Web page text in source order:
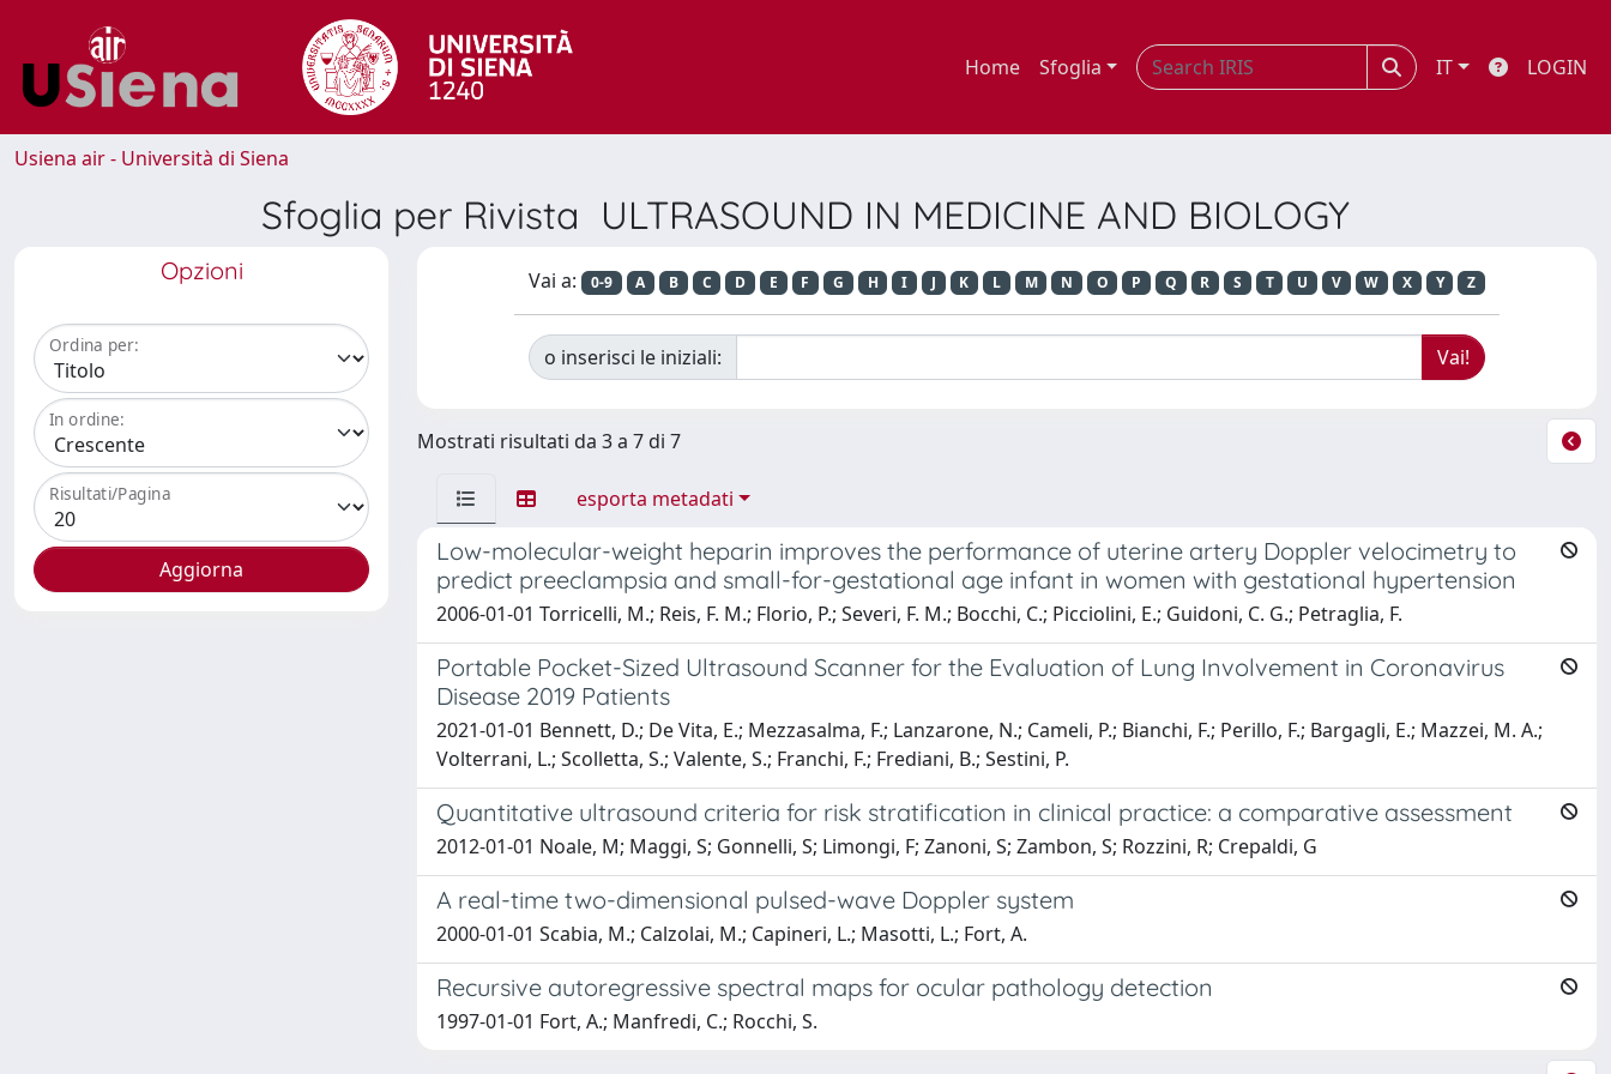
Home Sfoglia IT LOGIN
Usiena air - Università di Siena
Sfoglia per Rivista ULTRASOUND IN MEDICINE AND BIOLOGY
Opzioni
Ordina per:
In ordine:
Risultati/Pagina
Vai a: 0-9 A B C D E F G H I J K L M N O P Q R S T U V W X Y Z
o inserisci le iniziali:
Mostrati risultati da 3 a 7 di 7
esporta metadati
Low-molecular-weight heparin improves the performance of uterine artery Doppler velocimetry to
predict preeclampsia and small-for-gestational age infant in women with gestational hypertension
2006-01-01 Torricelli, M.; Reis, F. M.; Florio, P.; Severi, F. M.; Bocchi, C.; Picciolini, E.; Guidoni, C. G.; Petraglia, F.
Portable Pocket-Sized Ultrasound Scanner for the Evaluation of Lung Involvement in Coronavirus
Disease 2019 Patients
2021-01-01 Bennett, D.; De Vita, E.; Mezzasalma, F.; Lanzarone, N.; Cameli, P.; Bianchi, F.; Perillo, F.; Bargagli, E.; Mazzei, M. A.;
Volterrani, L.; Scolletta, S.; Valente, S.; Franchi, F.; Frediani, B.; Sestini, P.
Quantitative ultrasound criteria for risk stratification in clinical practice: a comparative assessment
2012-01-01 Noale, M; Maggi, S; Gonnelli, S; Limongi, F; Zanoni, S; Zambon, S; Rozzini, R; Crepaldi, G
A real-time two-dimensional pulsed-wave Doppler system
2000-01-01 Scabia, M.; Calzolai, M.; Capineri, L.; Masotti, L.; Fort, A.
Recursive autoregressive spectral maps for ocular pathology detection
1997-01-01 Fort, A.; Manfredi, C.; Rocchi, S.